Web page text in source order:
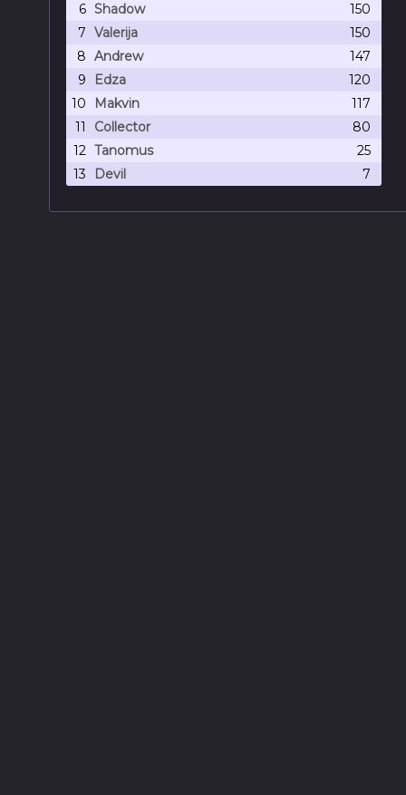
6 Shadow
150
7 Valerija
150
8 Andrew
147
9
Edza
120
10
Makvin
117
11
Collector
80
12 Tanomus
25
13
Devil 7